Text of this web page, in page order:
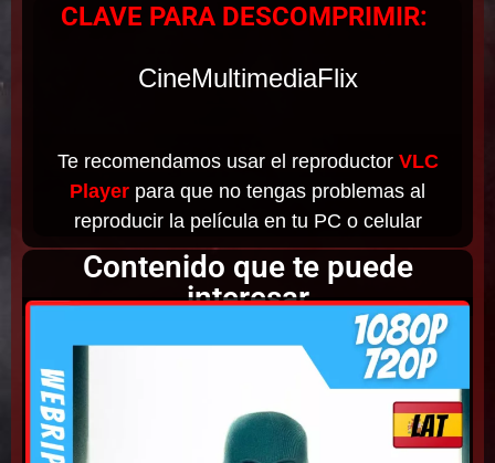
CLAVE PARA DESCOMPRIMIR:
CineMultimediaFlix
Te recomendamos usar el reproductor VLC
Player para que no tengas problemas al
reproducir la película en tu PC o celular
Contenido que te puede
interesar